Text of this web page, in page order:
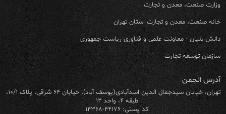
وزارت صنعت، معدن و تجارت
خانه صنعت، معدن و تجارت استان تهران
دانش بنیان - معاونت علمی و فناوری ریاست جمهوری
سازمان توسعه تجارت
آدرس انجمن
تهران، خیابان سیدجمال الدین اسدآبادی(یوسف آباد)، خیابان ۶۴ شرقی، پلاک ۱۰/۱،
طبقه ۴، واحد ۱۲
کد پستی: ۴۴۱۷۶-۱۴۳۶۸